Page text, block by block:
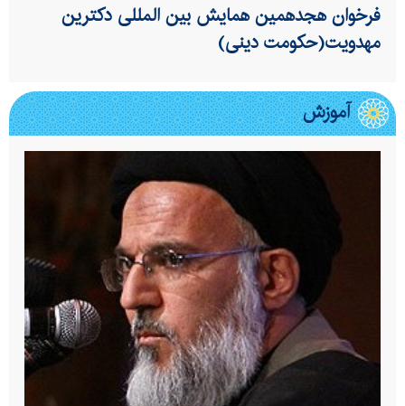
فرخوان هجدهمین همایش بین المللی دکترین
مهدویت(حکومت دینی)
آموزش